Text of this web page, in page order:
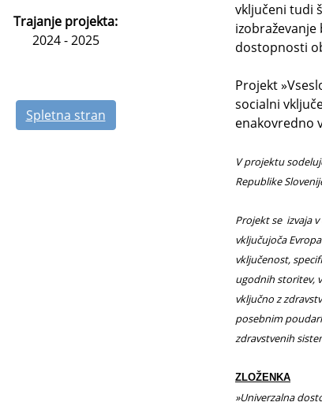
Trajanje projekta:
2024 - 2025
Spletna stran
vključeni tudi
dostopnosti
Projekt
socialni
enakovredno
V projektu
Republike
Projekt se izvaja
vključujoča
vključenost,
ugodnih storitev,
vključno z
posebnim
zdravstvenih
ZLOŽENKA
»Univerzalna